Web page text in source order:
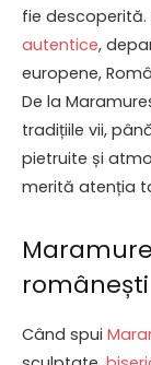
fie
autentice,
europene,
De la
tradițiile vii,
pietruite și
merită atenția
românești
Când spui